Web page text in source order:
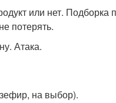
или нет.
потерять.
Атака.
на выбор).